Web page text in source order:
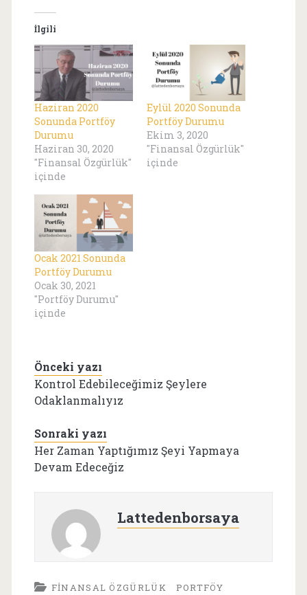
İlgili
Haziran 2020
Sonunda Portföy
Durumu
Haziran 30, 2020
"Finansal Özgürlük"
içinde
Eylül 2020 Sonunda
Portföy Durumu
Ekim 3, 2020
"Finansal Özgürlük"
içinde
Ocak 2021 Sonunda
Portföy Durumu
Ocak 30, 2021
"Portföy Durumu"
içinde
Önceki yazı
Kontrol Edebileceğimiz Şeylere
Odaklanmalıyız
Sonraki yazı
Her Zaman Yaptığımız Şeyi Yapmaya
Devam Edeceğiz
Lattedenborsaya
FINANSAL ÖZGÜRLÜK PORTFÖY